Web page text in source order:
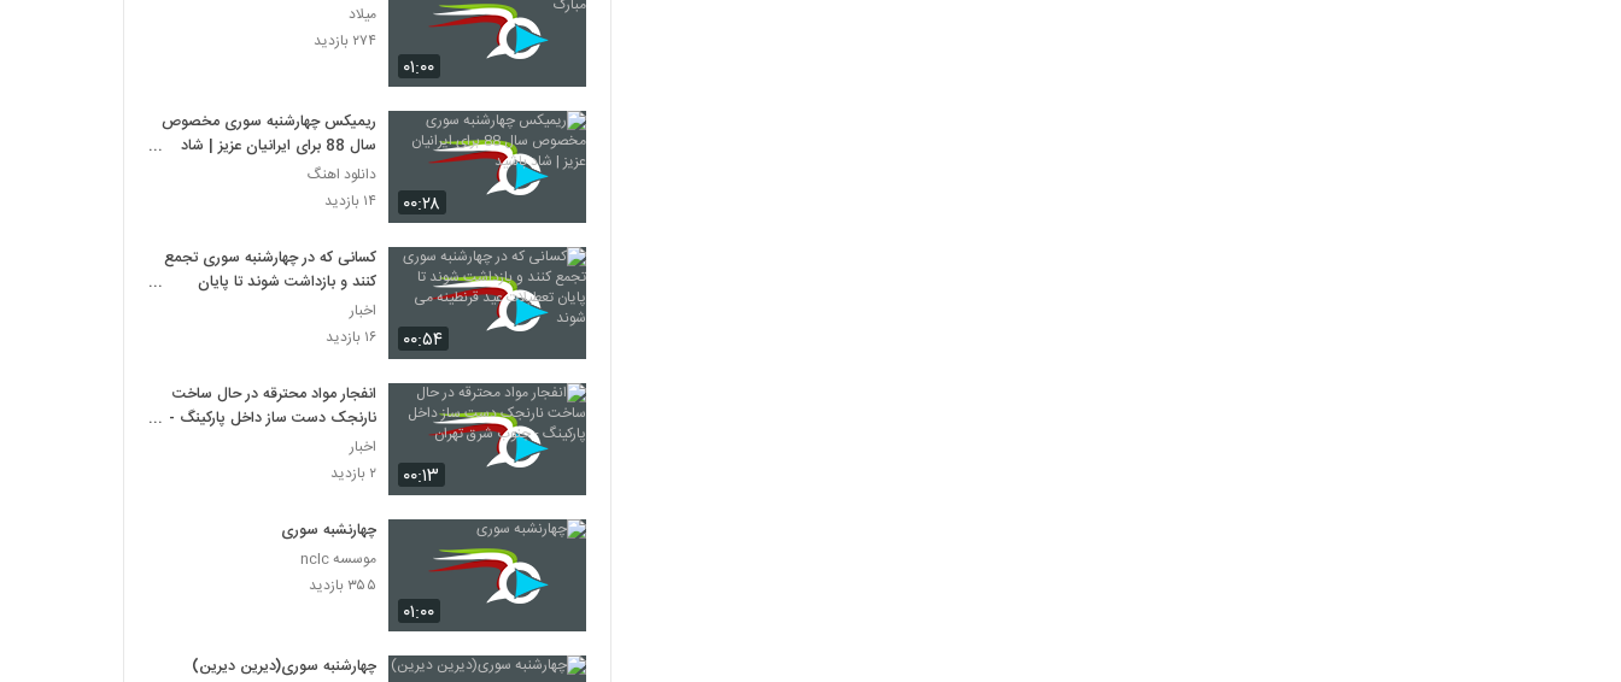
۰۱:۰۰
میلاد
۲۷۴ بازدید
۰۰:۲۸
ریمیکس چهارشنبه سوری مخصوص
سال 88 برای ایرانیان عزیز | شاد
باشید
دانلود اهنگ
۱۴ بازدید
۰۰:۵۴
کسانی که در چهارشنبه سوری تجمع
کنند و بازداشت شوند تا پایان
تعطیلات عید قرنطینه می شوند
اخبار
۱۶ بازدید
۰۰:۱۳
انفجار مواد محترقه در حال ساخت
نارنجک دست ساز داخل پارکینگ -
جنوب شرق تهران
اخبار
۲ بازدید
۰۱:۰۰
چهارنشبه سوری
موسسه nclc
۳۵۵ بازدید
چهارشنبه سوری(دیرین دیرین)